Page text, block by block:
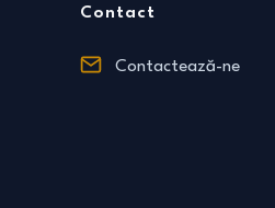
Contact
Contactează-ne